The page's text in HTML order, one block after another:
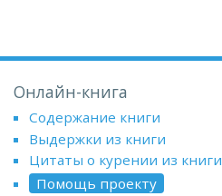
Онлайн-книга
Содержание книги
Выдержки из книги
Цитаты о курении из книги
Помощь проекту